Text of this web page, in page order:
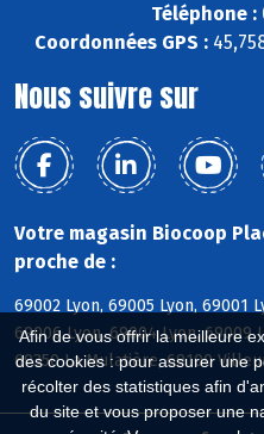
Afin de vous offrir la meilleure
des cookies : pour assurer une
récolter des statistiques afin
du site et vous proposer une
Téléphone :
Coordonnées GPS :
Nous suivre sur
Votre magasin Biocoop
proche de :
69002 Lyon, 69005 Lyon, 69001
69006 Lyon, 69004 Lyon, 69009
69350 La Mulatière, 69100